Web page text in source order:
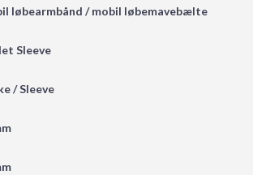
løbearmbånd / mobil løbemavebælte
Sleeve
/ Sleeve